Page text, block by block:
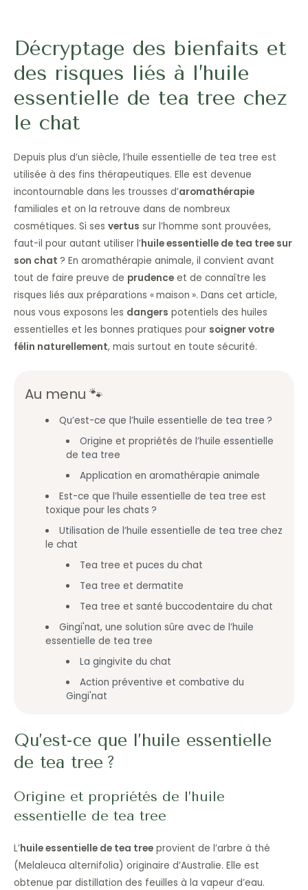
Décryptage des bienfaits et
des risques liés à l’huile
essentielle de tea tree chez
le chat
Depuis plus d’un siècle, l’huile essentielle de tea tree est
utilisée à des fins thérapeutiques. Elle est devenue
incontournable dans les trousses d’aromathérapie
familiales et on la retrouve dans de nombreux
cosmétiques. Si ses vertus sur l’homme sont prouvées,
faut-il pour autant utiliser l’huile essentielle de tea tree sur
son chat ? En aromathérapie animale, il convient avant
tout de faire preuve de prudence et de connaître les
risques liés aux préparations « maison ». Dans cet article,
nous vous exposons les dangers potentiels des huiles
essentielles et les bonnes pratiques pour soigner votre
félin naturellement, mais surtout en toute sécurité.
Au menu 🐾
Qu’est-ce que l’huile essentielle de tea tree ?
Origine et propriétés de l’huile essentielle
de tea tree
Application en aromathérapie animale
Est-ce que l’huile essentielle de tea tree est
toxique pour les chats ?
Utilisation de l’huile essentielle de tea tree chez
le chat
Tea tree et puces du chat
Tea tree et dermatite
Tea tree et santé buccodentaire du chat
Gingi'nat, une solution sûre avec de l’huile
essentielle de tea tree
La gingivite du chat
Action préventive et combative du
Gingi'nat
Qu’est-ce que l’huile essentielle
de tea tree ?
Origine et propriétés de l’huile
essentielle de tea tree
L’huile essentielle de tea tree provient de l’arbre à thé
(Melaleuca alternifolia) originaire d’Australie. Elle est
obtenue par distillation des feuilles à la vapeur d’eau.